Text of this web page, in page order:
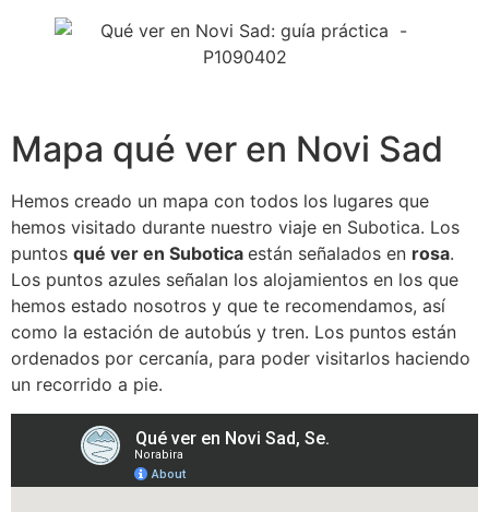
Mapa qué ver en Novi Sad
Hemos creado un mapa con todos los lugares que
hemos visitado durante nuestro viaje en Subotica. Los
puntos qué ver en Subotica están señalados en rosa.
Los puntos azules señalan los alojamientos en los que
hemos estado nosotros y que te recomendamos, así
como la estación de autobús y tren. Los puntos están
ordenados por cercanía, para poder visitarlos haciendo
un recorrido a pie.